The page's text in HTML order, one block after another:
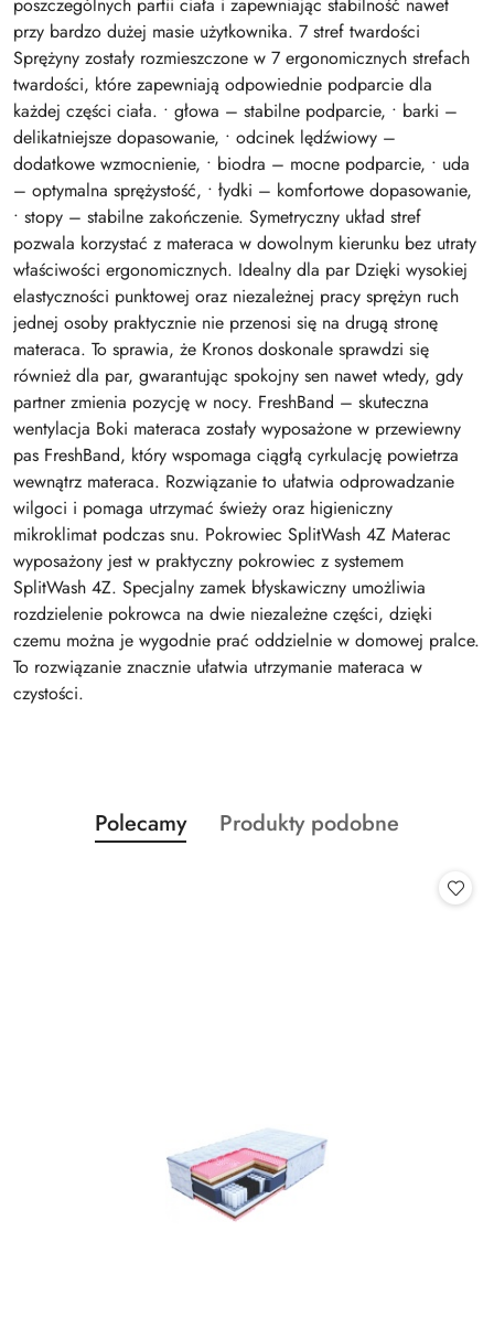
poszczególnych partii ciała i zapewniając stabilność nawet
przy bardzo dużej masie użytkownika. 7 stref twardości
Sprężyny zostały rozmieszczone w 7 ergonomicznych strefach
twardości, które zapewniają odpowiednie podparcie dla
każdej części ciała. • głowa – stabilne podparcie, • barki –
delikatniejsze dopasowanie, • odcinek lędźwiowy –
dodatkowe wzmocnienie, • biodra – mocne podparcie, • uda
– optymalna sprężystość, • łydki – komfortowe dopasowanie,
• stopy – stabilne zakończenie. Symetryczny układ stref
pozwala korzystać z materaca w dowolnym kierunku bez utraty
właściwości ergonomicznych. Idealny dla par Dzięki wysokiej
elastyczności punktowej oraz niezależnej pracy sprężyn ruch
jednej osoby praktycznie nie przenosi się na drugą stronę
materaca. To sprawia, że Kronos doskonale sprawdzi się
również dla par, gwarantując spokojny sen nawet wtedy, gdy
partner zmienia pozycję w nocy. FreshBand – skuteczna
wentylacja Boki materaca zostały wyposażone w przewiewny
pas FreshBand, który wspomaga ciągłą cyrkulację powietrza
wewnątrz materaca. Rozwiązanie to ułatwia odprowadzanie
wilgoci i pomaga utrzymać świeży oraz higieniczny
mikroklimat podczas snu. Pokrowiec SplitWash 4Z Materac
wyposażony jest w praktyczny pokrowiec z systemem
SplitWash 4Z. Specjalny zamek błyskawiczny umożliwia
rozdzielenie pokrowca na dwie niezależne części, dzięki
czemu można je wygodnie prać oddzielnie w domowej pralce.
To rozwiązanie znacznie ułatwia utrzymanie materaca w
czystości.
Pomiń karuzelę produktów
Produkty
o
Polecamy
Produkty
Produkty podobne